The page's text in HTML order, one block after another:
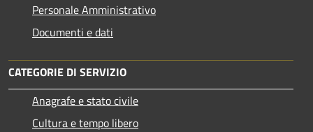
Personale Amministrativo
Documenti e dati
CATEGORIE DI SERVIZIO
Anagrafe e stato civile
Cultura e tempo libero